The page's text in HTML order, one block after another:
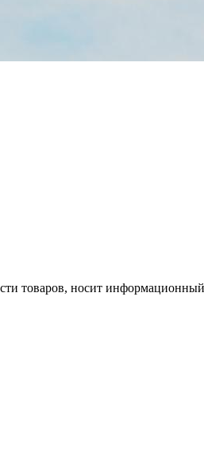
товаров, носит